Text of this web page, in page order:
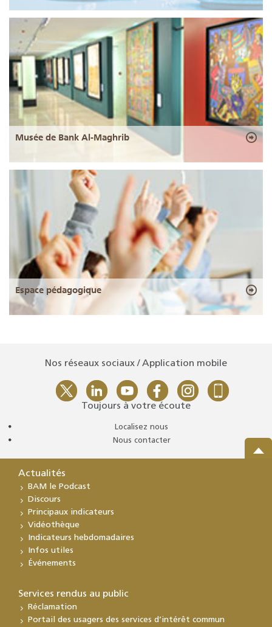
Musée de Bank Al-Maghrib
Espace pédagogique
Nos réseaux sociaux / Application mobile
Toujours à votre écoute
Localisez nous
Nous contacter
Actualités
BAM le Podcast
Discours
Principaux indicateurs
Vidéothèque
Indicateurs hebdomadaires
Infos utiles
Événements
Services rendus au public
Réclamation
Portail des usagers des services d’intérêt commun